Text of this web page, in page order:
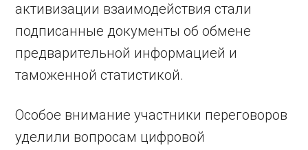
активизации взаимодействия стали
подписанные документы об обмене
предварительной информацией и
таможенной статистикой.
Особое внимание участники переговоров
уделили вопросам цифровой